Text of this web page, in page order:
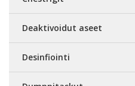
Deaktivoidut aseet
Desinfiointi